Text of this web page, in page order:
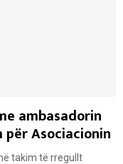
ambasadorin
Asociacionin
takim të rregullt